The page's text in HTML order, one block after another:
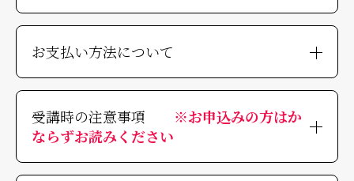
お支払い方法について
受講時の注意事項 ※お申込みの方はか
ならずお読みください